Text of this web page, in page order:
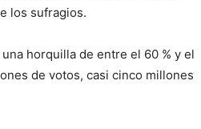
los sufragios.
horquilla de entre el 60 % y el
de votos, casi cinco millones